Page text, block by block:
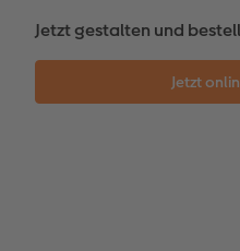
Foto-
Jetzt gestalten und